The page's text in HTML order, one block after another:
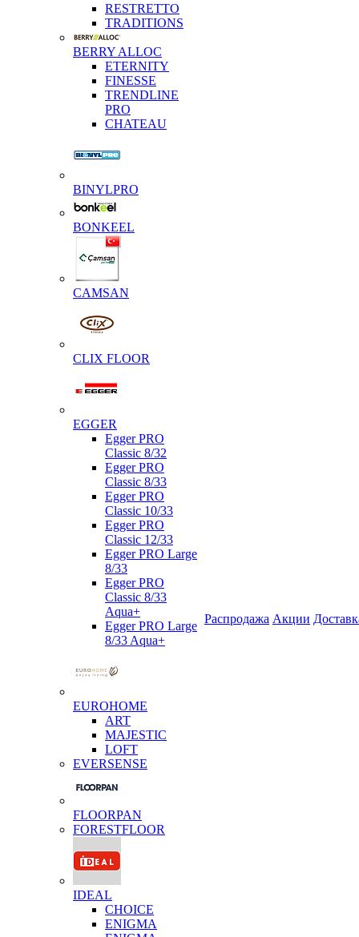
RESTRETTO
TRADITIONS
BERRY ALLOC
ETERNITY
FINESSE
TRENDLINE
PRO
CHATEAU
BINYLPRO
BONKEEL
CAMSAN
CLIX FLOOR
EGGER
Egger PRO
Classic 8/32
Egger PRO
Classic 8/33
Egger PRO
Classic 10/33
Egger PRO
Classic 12/33
Egger PRO Large
8/33
Egger PRO
Classic 8/33
Aqua+
Egger PRO Large
8/33 Aqua+
EUROHOME
ART
MAJESTIC
LOFT
EVERSENSE
FLOORPAN
FORESTFLOOR
IDEAL
CHOICE
ENIGMA
Распродажа Акции